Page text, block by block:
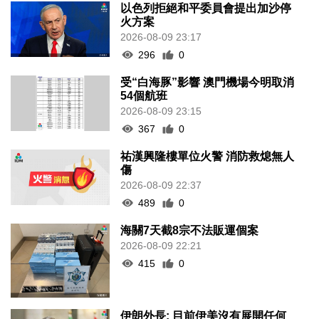
以色列拒絕和平委員會提出加沙停
火方案
2026-08-09 23:17
296
0
受“白海豚”影響 澳門機場今明取消
54個航班
2026-08-09 23:15
367
0
祐漢興隆樓單位火警 消防救熄無人
傷
2026-08-09 22:37
489
0
海關7天截8宗不法販運個案
2026-08-09 22:21
415
0
伊朗外長: 目前伊美沒有展開任何